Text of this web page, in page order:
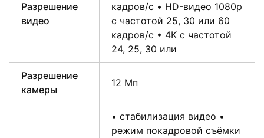
Разрешение
видео
кадров/ с • HD-видео 1080p
с частотой 25, 30 или 60
кадров/ с • 4K с частотой
24, 25, 30 или
Разрешение
камеры
12 Мп
• стабилизация видео •
режим покадровой съёмки